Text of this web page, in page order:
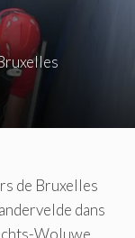
de Bruxelles
dans
Woluwe.